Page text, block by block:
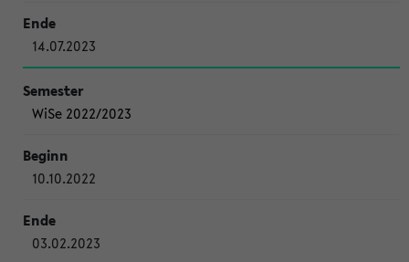
14.07.2023
WiSe 2022/2023
10.10.2022
03.02.2023